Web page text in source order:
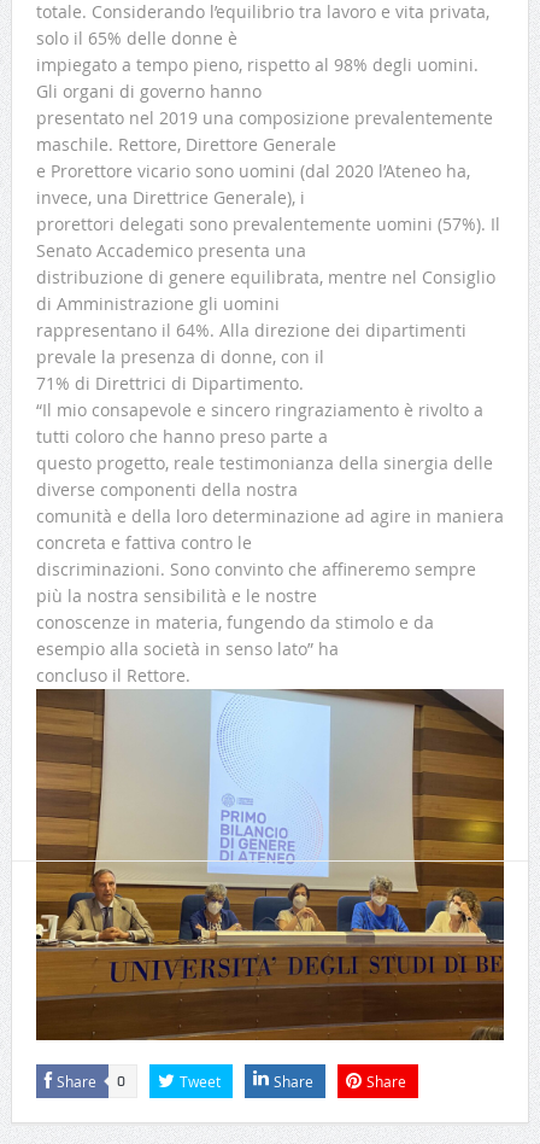
totale. Considerando l’equilibrio tra lavoro e vita privata,
solo il 65% delle donne è
impiegato a tempo pieno, rispetto al 98% degli uomini.
Gli organi di governo hanno
presentato nel 2019 una composizione prevalentemente
maschile. Rettore, Direttore Generale
e Prorettore vicario sono uomini (dal 2020 l’Ateneo ha,
invece, una Direttrice Generale), i
prorettori delegati sono prevalentemente uomini (57%). Il
Senato Accademico presenta una
distribuzione di genere equilibrata, mentre nel Consiglio
di Amministrazione gli uomini
rappresentano il 64%. Alla direzione dei dipartimenti
prevale la presenza di donne, con il
71% di Direttrici di Dipartimento.
“Il mio consapevole e sincero ringraziamento è rivolto a
tutti coloro che hanno preso parte a
questo progetto, reale testimonianza della sinergia delle
diverse componenti della nostra
comunità e della loro determinazione ad agire in maniera
concreta e fattiva contro le
discriminazioni. Sono convinto che affineremo sempre
più la nostra sensibilità e le nostre
conoscenze in materia, fungendo da stimolo e da
esempio alla società in senso lato” ha
concluso il Rettore.
Tags:
convegno
unibg
Share 0 Tweet Share Share